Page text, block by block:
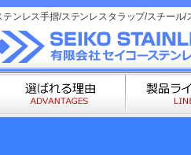
テンレス手摺/ステンレスタラップ/スチール